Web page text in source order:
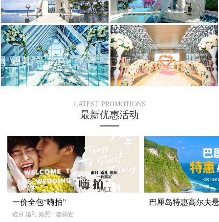
LATEST PROMOTIONS
最新优惠活动
一价全包“嗨拍”
蜜月 婚礼 婚照一套搞定
巴厘岛特惠高尔夫